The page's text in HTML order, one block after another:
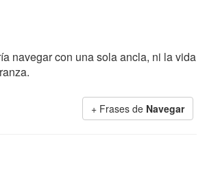
navegar con una sola ancla, ni la vida
+ Frases de Navegar